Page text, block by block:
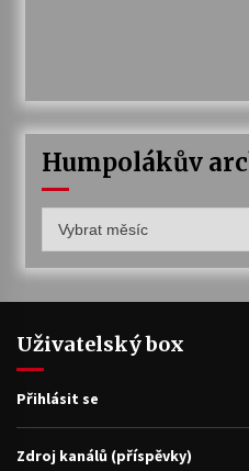
Humpolákův
archiv
Uživatelský box
Přihlásit se
Zdroj kanálů (příspěvky)